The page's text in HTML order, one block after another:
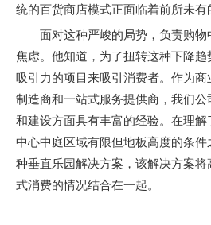
统的百货商店模式正面临着前所未有
面对这种严峻的局势，负责购
焦虑。他知道，为了扭转这种下降
吸引力的项目来吸引消费者。作为
制造商和一站式服务提供商，我们
和建设方面具有丰富的经验。在理
中心中庭区域有限但地板高度的条
种垂直乐园解决方案，该解决方案
式消费的情况结合在一起。